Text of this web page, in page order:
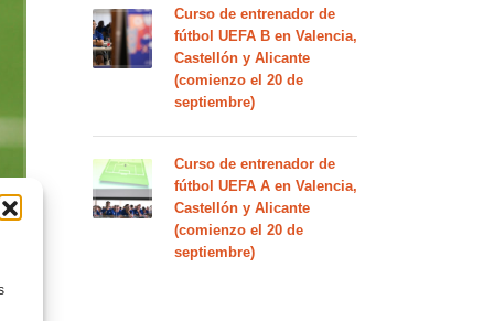
Curso de entrenador de
fútbol UEFA B en Valencia,
Castellón y Alicante
(comienzo el 20 de
septiembre)
Curso de entrenador de
fútbol UEFA A en Valencia,
Castellón y Alicante
(comienzo el 20 de
septiembre)